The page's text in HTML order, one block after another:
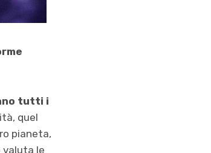
tutti i
quel
pianeta,
valuta le